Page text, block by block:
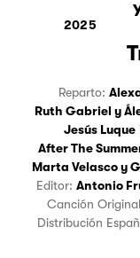
2025
Reparto:
Ruth Gabriel y
Jesús Luque
After The
Marta Velascoy
Editor: Antonio
Canción
Distribución